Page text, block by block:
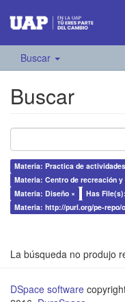
Buscar
Buscar
Materia: Practica de
Materia: Centro de recreación y
Materia: Diseño ×
Has
Materia: http://purl.org/pe-repo/
La búsqueda no produjo
DSpace software